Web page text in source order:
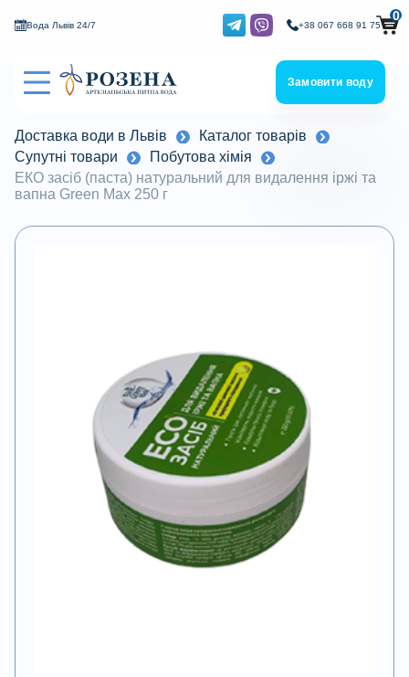
Вода Львів 24/7 +38 067 668 91 75
0
Замовити воду
Доставка води в Львів
Каталог товарів
Супутні товари
Побутова хімія
ЕКО засіб (паста) натуральний для видалення іржі та
вапна Green Max 250 г